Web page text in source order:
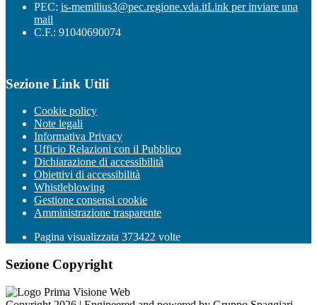
PEC: is-memilius3@pec.regione.vda.itLink per inviare una
mail
C.F.: 91040690074
Sezione Link Utili
Cookie policy
Note legali
Informativa Privacy
Ufficio Relazioni con il Pubblico
Dichiarazione di accessibilità
Obiettivi di accessibilità
Whistleblowing
Gestione consensi cookie
Amministrazione trasparente
Pagina visualizzata 373422 volte
Sezione Copyright